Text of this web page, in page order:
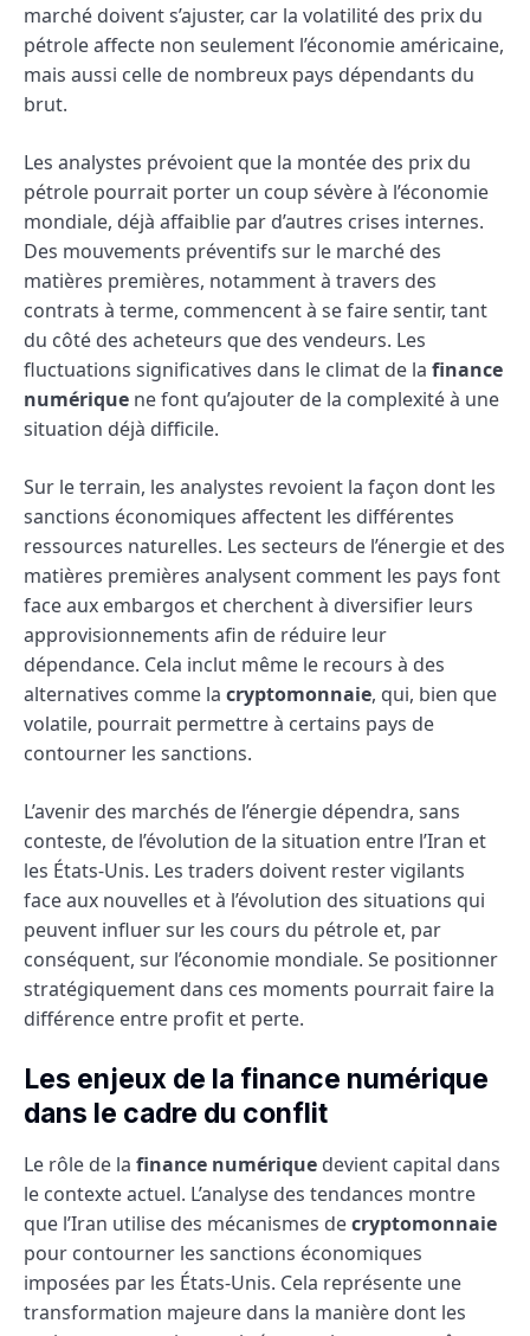
marché doivent s’ajuster, car la volatilité des prix du
pétrole affecte non seulement l’économie américaine,
mais aussi celle de nombreux pays dépendants du
brut.
Les analystes prévoient que la montée des prix du
pétrole pourrait porter un coup sévère à l’économie
mondiale, déjà affaiblie par d’autres crises internes.
Des mouvements préventifs sur le marché des
matières premières, notamment à travers des
contrats à terme, commencent à se faire sentir, tant
du côté des acheteurs que des vendeurs. Les
fluctuations significatives dans le climat de la finance
numérique ne font qu’ajouter de la complexité à une
situation déjà difficile.
Sur le terrain, les analystes revoient la façon dont les
sanctions économiques affectent les différentes
ressources naturelles. Les secteurs de l’énergie et des
matières premières analysent comment les pays font
face aux embargos et cherchent à diversifier leurs
approvisionnements afin de réduire leur
dépendance. Cela inclut même le recours à des
alternatives comme la cryptomonnaie, qui, bien que
volatile, pourrait permettre à certains pays de
contourner les sanctions.
L’avenir des marchés de l’énergie dépendra, sans
conteste, de l’évolution de la situation entre l’Iran et
les États-Unis. Les traders doivent rester vigilants
face aux nouvelles et à l’évolution des situations qui
peuvent influer sur les cours du pétrole et, par
conséquent, sur l’économie mondiale. Se positionner
stratégiquement dans ces moments pourrait faire la
différence entre profit et perte.
Les enjeux de la finance numérique
dans le cadre du conflit
Le rôle de la finance numérique devient capital dans
le contexte actuel. L’analyse des tendances montre
que l’Iran utilise des mécanismes decryptomonnaie
pour contourner les sanctions économiques
imposées par les États-Unis. Cela représente une
transformation majeure dans la manière dont les